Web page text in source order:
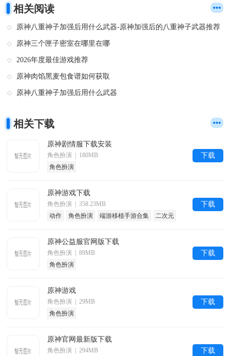
相关阅读
原神八重神子加强后用什么武器-原神加强后的八重神子武器推荐
原神三个匣子密室在哪里在哪
2026年度最佳游戏推荐
原神肉馅黑麦包食谱如何获取
原神八重神子加强后用什么武器
相关下载
原神剧情服下载安装
角色扮演 | 180MB
角色扮演
下载
原神游戏下载
角色扮演 | 358.23MB
动作
角色扮演 端游移植手游合集 二次元
下载
原神公益服官网版下载
角色扮演 | 89MB
角色扮演
下载
原神游戏
角色扮演 | 29MB
角色扮演
下载
原神官网最新版下载
角色扮演 | 294MB 下载